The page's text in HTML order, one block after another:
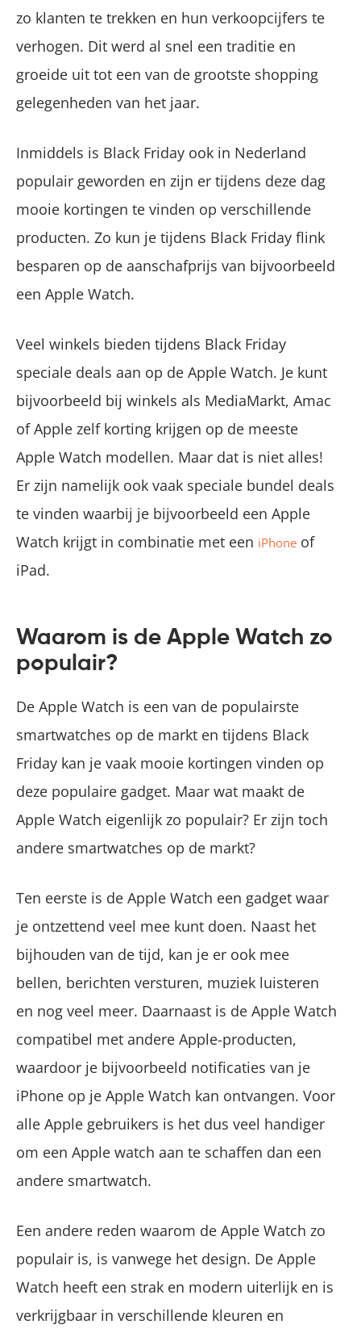
zo klanten te trekken en hun verkoopcijfers te
verhogen. Dit werd al snel een traditie en
groeide uit tot een van de grootste shopping
gelegenheden van het jaar.
Inmiddels is Black Friday ook in Nederland
populair geworden en zijn er tijdens deze dag
mooie kortingen te vinden op verschillende
producten. Zo kun je tijdens Black Friday flink
besparen op de aanschafprijs van bijvoorbeeld
een Apple Watch.
Veel winkels bieden tijdens Black Friday
speciale deals aan op de Apple Watch. Je kunt
bijvoorbeeld bij winkels als MediaMarkt, Amac
of Apple zelf korting krijgen op de meeste
Apple Watch modellen. Maar dat is niet alles!
Er zijn namelijk ook vaak speciale bundel deals
te vinden waarbij je bijvoorbeeld een Apple
Watch krijgt in combinatie met een iPhone of
iPad.
Waarom is de Apple Watch zo
populair?
De Apple Watch is een van de populairste
smartwatches op de markt en tijdens Black
Friday kan je vaak mooie kortingen vinden op
deze populaire gadget. Maar wat maakt de
Apple Watch eigenlijk zo populair? Er zijn toch
andere smartwatches op de markt?
Ten eerste is de Apple Watch een gadget waar
je ontzettend veel mee kunt doen. Naast het
bijhouden van de tijd, kan je er ook mee
bellen, berichten versturen, muziek luisteren
en nog veel meer. Daarnaast is de Apple Watch
compatibel met andere Apple-producten,
waardoor je bijvoorbeeld notificaties van je
iPhone op je Apple Watch kan ontvangen. Voor
alle Apple gebruikers is het dus veel handiger
om een Apple watch aan te schaffen dan een
andere smartwatch.
Een andere reden waarom de Apple Watch zo
populair is, is vanwege het design. De Apple
Watch heeft een strak en modern uiterlijk en is
verkrijgbaar in verschillende kleuren en